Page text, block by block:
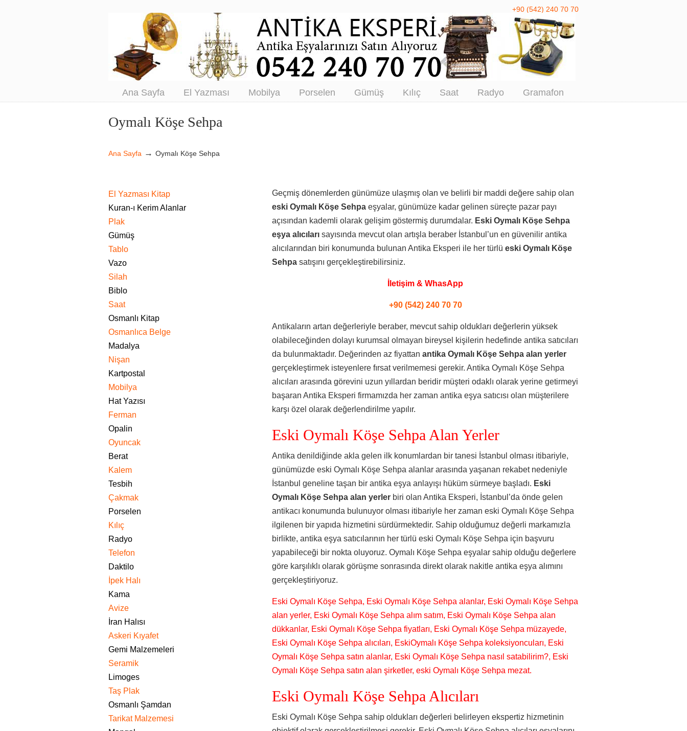
Antikacı – Antika Eşya Alanlar – Antika Alım
Satım
+90 (542) 240 70 70
Ana Sayfa El Yazması Mobilya Porselen Gümüş Kılıç Saat Radyo Gramafon
Navigation
Oymalı Köşe Sehpa
Ana Sayfa → Oymalı Köşe Sehpa
Geçmiş dönemlerden günümüze ulaşmış olan ve belirli bir maddi değere sahip olan
eski Oymalı Köşe Sehpa eşyalar, günümüze kadar gelinen süreçte pazar payı
açısından kademli olarak gelişim göstermiş durumdalar. Eski Oymalı Köşe Sehpa
eşya alıcıları sayısında mevcut olan artışla beraber İstanbul’un en güvenilir antika
alıcılarından biri konumunda bulunan Antika Eksperi ile her türlü eski Oymalı Köşe
Sehpa satışını gerçekleştirebilirsiniz.
İletişim & WhasApp
+90 (542) 240 70 70
Antikaların artan değerleriyle beraber, mevcut sahip oldukları değerlerin yüksek
olabileceğinden dolayı kurumsal olmayan bireysel kişilerin hedefinde antika satıcıları
da bulunmaktadır. Değerinden az fiyattan antika Oymalı Köşe Sehpa alan yerler
gerçekleştirmek isteyenlere fırsat verilmemesi gerekir. Antika Oymalı Köşe Sehpa
alıcıları arasında görevini uzun yıllardan beridir müşteri odaklı olarak yerine getirmeyi
başaran Antika Eksperi firmamızda her zaman antika eşya satıcısı olan müşterilere
karşı özel olarak değerlendirilme yapılır.
Eski Oymalı Köşe Sehpa Alan Yerler
Antika denildiğinde akla gelen ilk konumlardan bir tanesi İstanbul olması itibariyle,
günümüzde eski Oymalı Köşe Sehpa alanlar arasında yaşanan rekabet nedeniyle
İstanbul geneline taşan bir antika eşya anlayışı hüküm sürmeye başladı. Eski
Oymalı Köşe Sehpa alan yerler biri olan Antika Eksperi, İstanbul’da önde gelen
antikacı konumunda bulunuyor olması itibariyle her zaman eski Oymalı Köşe Sehpa
ilgilenen bir yapıda hizmetini sürdürmektedir. Sahip olduğumuz değerli markamızla
birlikte, antika eşya satıcılarının her türlü eski Oymalı Köşe Sehpa için başvuru
yapabileceği bir nokta oluyoruz. Oymalı Köşe Sehpa eşyalar sahip olduğu değerlere
göre karşılıklı olarak görüşme sonrasında direkt olarak nakitle antika eşya alımını
gerçekleştiriyoruz.
Eski Oymalı Köşe Sehpa, Eski Oymalı Köşe Sehpa alanlar, Eski Oymalı Köşe Sehpa
alan yerler, Eski Oymalı Köşe Sehpa alım satım, Eski Oymalı Köşe Sehpa alan
dükkanlar, Eski Oymalı Köşe Sehpa fiyatları, Eski Oymalı Köşe Sehpa müzayede,
Eski Oymalı Köşe Sehpa alıcıları, EskiOymalı Köşe Sehpa koleksiyoncuları, Eski
Oymalı Köşe Sehpa satın alanlar, Eski Oymalı Köşe Sehpa nasıl satabilirim?, Eski
Oymalı Köşe Sehpa satın alan şirketler, eski Oymalı Köşe Sehpa mezat.
Eski Oymalı Köşe Sehpa Alıcıları
Eski Oymalı Köşe Sehpa sahip oldukları değerleri belirleyen ekspertiz hizmetinin
El Yazması Kitap
Kuran-ı Kerim Alanlar
Plak
Gümüş
Tablo
Vazo
Silah
Biblo
Saat
Osmanlı Kitap
Osmanlıca Belge
Madalya
Nişan
Kartpostal
Mobilya
Hat Yazısı
Ferman
Opalin
Oyuncak
Berat
Kalem
Tesbih
Çakmak
Porselen
Kılıç
Radyo
Telefon
Daktilo
İpek Halı
Kama
Avize
İran Halısı
Askeri Kıyafet
Gemi Malzemeleri
Seramik
Limoges
Taş Plak
Osmanlı Şamdan
Tarikat Malzemesi